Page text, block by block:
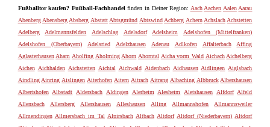
Fußballtor kaufen? Fußball-Fachhandelfinden in Deiner Region: Aach Aachen Aalen Aarau
Abenberg Abensberg Absberg Abstatt Abtsgmünd Abtswind Achberg Achern Achslach Achstetten
Adelberg
Adelmannsfelden Adelschlag Adelsdorf Adelsheim
Adelshofen (Mittelfranken)
Adelshofen (Oberbayern)
Adelsried Adelzhausen Adenau Adlkofen Affalterbach
Affing
Aglasterhausen Aham Aholfing Aholming Ahorn Ahorntal Aicha vorm Wald Aichach Aichelberg
Aichen Aichhalden Aichstetten Aichtal Aichwald Aidenbach Aidhausen Aidlingen Aiglsbach
Aindling Ainring Aislingen Aiterhofen Aitern Aitrach Aitrang Albaching Albbruck Albershausen
Albertshofen Albstadt Aldersbach Aldingen Alerheim Alesheim Aletshausen Alfdorf Alfeld
Allensbach
Allersberg Allershausen Alleshausen Alling Allmannshofen
Allmannsweiler
Allmendingen Allmersbach im Tal Alpirsbach Altbach Altdorf Altdorf (Niederbayern) Altdorf